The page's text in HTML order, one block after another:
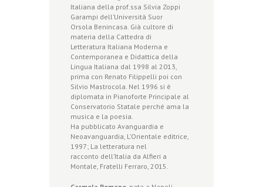
Italiana della prof.ssa Silvia Zoppi
Garampi dell’Università Suor
Orsola Benincasa. Già cultore di
materia della Cattedra di
Letteratura Italiana Moderna e
Contemporanea e Didattica della
Lingua Italiana dal 1998 al 2013,
prima con Renato Filippelli poi con
Silvio Mastrocola. Nel 1996 si è
diplomata in Pianoforte Principale al
Conservatorio Statale perché ama la
musica e la poesia.
Ha pubblicato Avanguardia e
Neoavanguardia, L’Orientale editrice,
1997; La letteratura nel
racconto dell’Italia da Alfieri a
Montale, Fratelli Ferraro, 2015.